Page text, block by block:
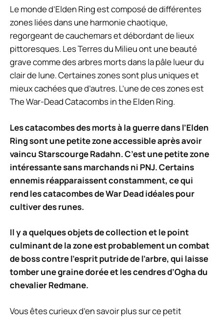
Le monde d’Elden Ring est composé de différentes
zones liées dans une harmonie chaotique,
regorgeant de cauchemars et débordant de lieux
pittoresques. Les Terres du Milieu ont une beauté
grave comme des arbres morts dans la pâle lueur du
clair de lune. Certaines zones sont plus uniques et
mieux cachées que d’autres. L’une de ces zones est
The War-Dead Catacombs in the Elden Ring.
Les catacombes des morts à la guerre dans l’Elden
Ring sont une petite zone accessible après avoir
vaincu Starscourge Radahn. C’est une petite zone
intéressante sans marchands ni PNJ. Certains
ennemis réapparaissent constamment, ce qui
rend les catacombes de War Dead idéales pour
cultiver des runes.
Il y a quelques objets de collection et le point
culminant de la zone est probablement un combat
de boss contre l’esprit putride de l’arbre, qui laisse
tomber une graine dorée et les cendres d’Ogha du
chevalier Redmane.
Vous êtes curieux d’en savoir plus sur ce petit